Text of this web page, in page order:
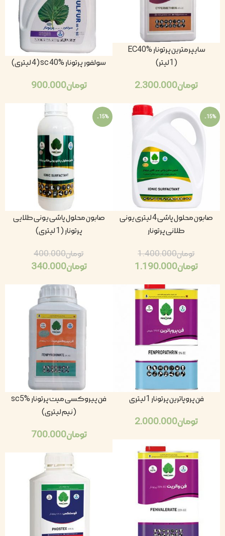
سایپرمترین پرتونار EC40%
(1لیتر)
تومان2.300.000
سولفور پرتونار sc 40% (4 لیتری)
تومان900.000
-15%
صابون محلول پاشی 4 لیتری یونی
طلانی پرتونار
تومان1.400.000
تومان1.190.000
-15%
صابون محلول پاشی یونی طلایی
پرتونار (1 لیتری)
تومان400.000
تومان340.000
فن پروپاترین پرتونار 1لیتری
تومان2.000.000
فن پیروکسی میت پرتونار sc5%
(نیم لیتری)
تومان700.000